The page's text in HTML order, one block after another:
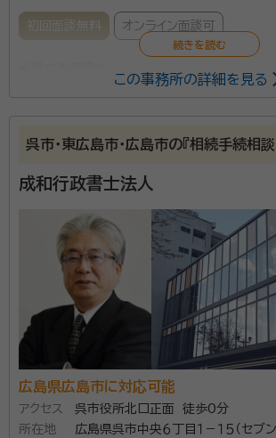
初回面談無料 オンライン面談可
書士試験合格 昭和５４年１２月 広島県行政書士会
行政書士及び広告代理店まんてん企画開業 昭和５
ん企画の本店、行政書士事務所を広島市安佐南区大
増資 平成７年１２月 行政書士事務所を広島市西区
転し有限会社まんてん企画の営業所を同一場所に設
有限会社まんてん企画の本店を広島市安佐南区大町
成１１年３月 法務大臣届出済行政書士となる 平成１
本重吉事務所を行政書士法人アッパーリンクとして
行政書士法人アッパーリンクは、広電バ
口から徒歩1分、また広島バス観音新
1分ほどの場所にあります。複数のバス
できるため、お出かけ帰りに相談したい
も気軽に立ち寄れます。 代表の山本重吉先生は愛媛県
の高校を卒業後、転勤で広島にいらっし
す。広告代理店の営業職をされている際
資格を取得され、開業。以来40年、さ
たってノウハウを蓄積されてきました。
行政書士
所属団体：広島県行政書士会
この事務所の詳細を見る
呉市・東広島市・広島市の『相続手続相談
成和行政書士法人
広島県広島市に対応可能
アクセス
呉市役所北口正面 徒歩0分
所在地
広島県呉市中央６丁目１－１５（セブン